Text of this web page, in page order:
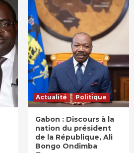
Actualité Politique
Gabon : Discours à la
nation du président
de la République, Ali
Bongo Ondimba